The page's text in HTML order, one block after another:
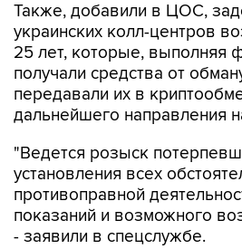
Также, добавили в ЦОС,
украинских колл-центров
25 лет, которые, выполняя
получали средства от
передавали их в
дальнейшего направления
"Ведется розыск
установления всех
противоправной
показаний и возможного
- заявили в спецслужбе.